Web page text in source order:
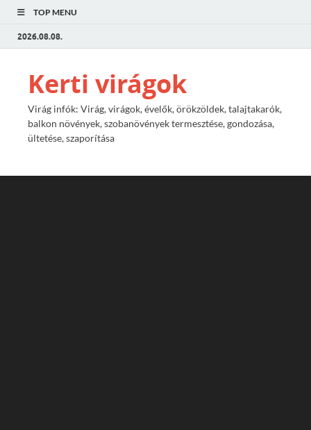
TOP MENU
2026.08.08.
Kerti virágok
Virág infók: Virág, virágok, évelők, örökzöldek, talajtakarók,
balkon növények, szobanövények termesztése, gondozása,
ültetése, szaporítása